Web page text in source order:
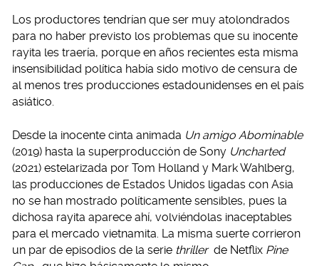
Los productores tendrían que ser muy atolondrados
para no haber previsto los problemas que su inocente
rayita les traería, porque en años recientes esta misma
insensibilidad política había sido motivo de censura de
al menos tres producciones estadounidenses en el país
asiático.
Desde la inocente cinta animada Un amigo Abominable
(2019) hasta la superproducción de Sony Uncharted
(2021) estelarizada por Tom Holland y ‎Mark Wahlberg,
las producciones de Estados Unidos ligadas con Asia
no se han mostrado políticamente sensibles, pues la
dichosa rayita aparece ahí, volviéndolas inaceptables
para el mercado vietnamita. La misma suerte corrieron
un par de episodios de la serie thriller de Netflix Pine